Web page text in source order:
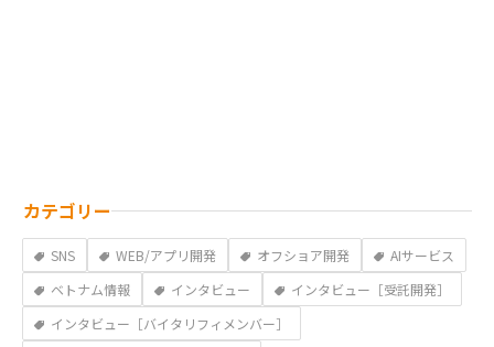
カテゴリー
SNS WEB/アプリ開発 オフショア開発
AIサービス
ベトナム情報
インタビュー
インタビュー［受託開発］
インタビュー［バイタリフィメンバー］